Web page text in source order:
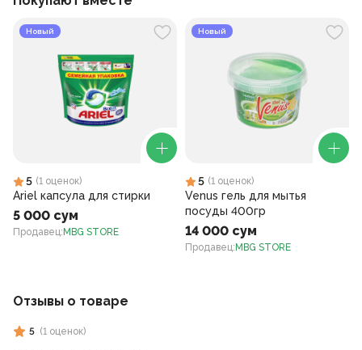
Новый
5 (1 оценок)
Ariel капсула для стирки
5 000 сум
Продавец: MBG STORE
Новый
5 (1 оценок)
Venus гель для мытья
посуды 400гр
14 000 сум
Продавец: MBG STORE
Отзывы о товаре
5 (1 оценок)